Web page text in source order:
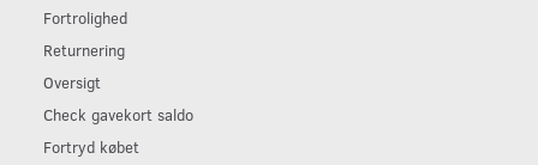
Fortrolighed
Returnering
Oversigt
Check gavekort saldo
Fortryd købet